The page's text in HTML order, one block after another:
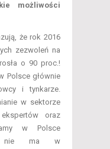
możliwości
że rok 2016
zezwoleń na
o 90 proc.!
Polsce głównie
i tynkarze.
w sektorze
oraz
w Polsce
nie ma w